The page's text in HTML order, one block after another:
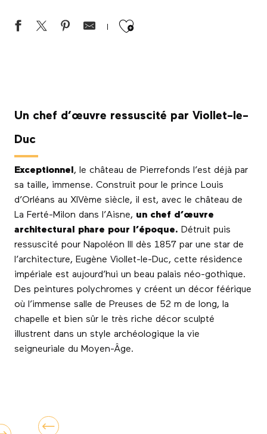
Ajouter aux
Un chef d’œuvre ressuscité par Viollet-le-
Duc
Exceptionnel , le château de Pierrefonds l’est déjà par
sa taille, immense. Construit pour le prince Louis
d’Orléans au XIVème siècle, il est, avec le château de
La Ferté-Milon dans l’Aisne, un chef d’œuvre
architectural phare pour l’époque. Détruit puis
ressuscité pour Napoléon III dès 1857 par une star de
l’architecture, Eugène Viollet-le-Duc, cette résidence
impériale est aujourd’hui un beau palais néo-gothique.
Des peintures polychromes y créent un décor féérique
où l’immense salle de Preuses de 52 m de long, la
chapelle et bien sûr le très riche décor sculpté
illustrent dans un style archéologique la vie
seigneuriale du Moyen-Âge.